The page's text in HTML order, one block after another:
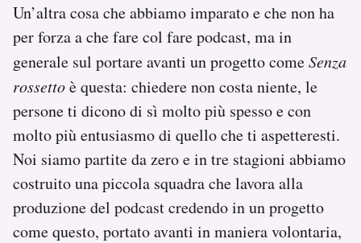
Un’altra cosa che abbiamo imparato e che non ha
per forza a che fare col fare podcast, ma in
generale sul portare avanti un progetto comeSenza
rossettoè questa: chiedere non costa niente, le
persone ti dicono di sì molto più spesso e con
molto più entusiasmo di quello che ti aspetteresti.
Noi siamo partite da zero e in tre stagioni abbiamo
costruito una piccola squadra che lavora alla
produzione del podcast credendo in un progetto
come questo, portato avanti in maniera volontaria,